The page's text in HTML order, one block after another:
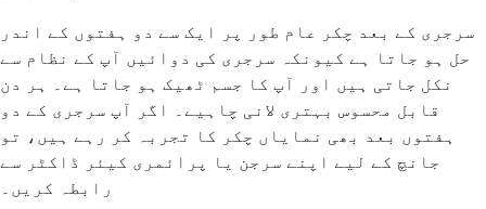
سرجری کے بعد چکر عام طور پر ایک سے دو ہفتوں کے اندر
حل ہو جاتا ہے کیونکہ سرجری کی دوائیں آپ کے نظام سے
نکل جاتی ہیں اور آپ کا جسم ٹھیک ہو جاتا ہے۔ ہر دن
قابل محسوس بہتری لانی چاہیے۔ اگر آپ سرجری کے دو
ہفتوں بعد بھی نمایاں چکر کا تجربہ کر رہے ہیں، تو
جانچ کے لیے اپنے سرجن یا پرائمری کیئر ڈاکٹر سے
رابطہ کریں۔